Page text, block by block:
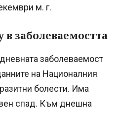
м. г.
заболеваемостта
заболеваемост
на Националния
болести. Има
спад. Към днешна